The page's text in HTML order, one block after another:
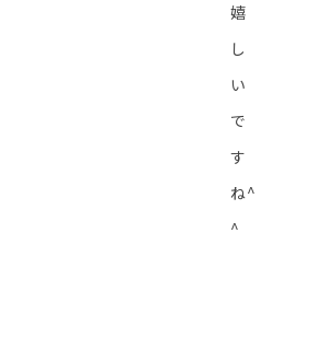
嬉
し
い
で
す
ね^
^